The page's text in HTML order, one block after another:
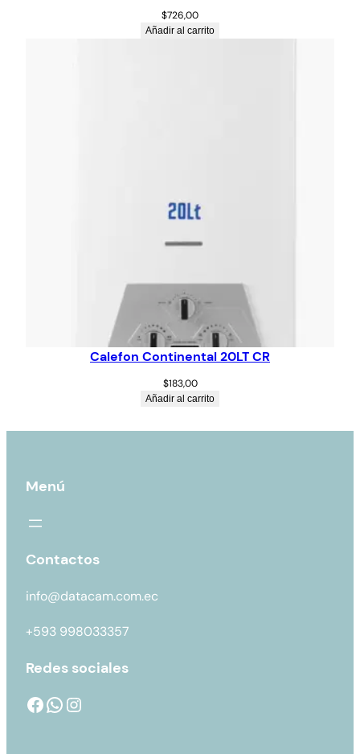
$726,00
Añadir al carrito
Calefon Continental 20LT CR
$183,00
Añadir al carrito
Menú
Contactos
info@datacam.com.ec
+593 998033357
Redes sociales